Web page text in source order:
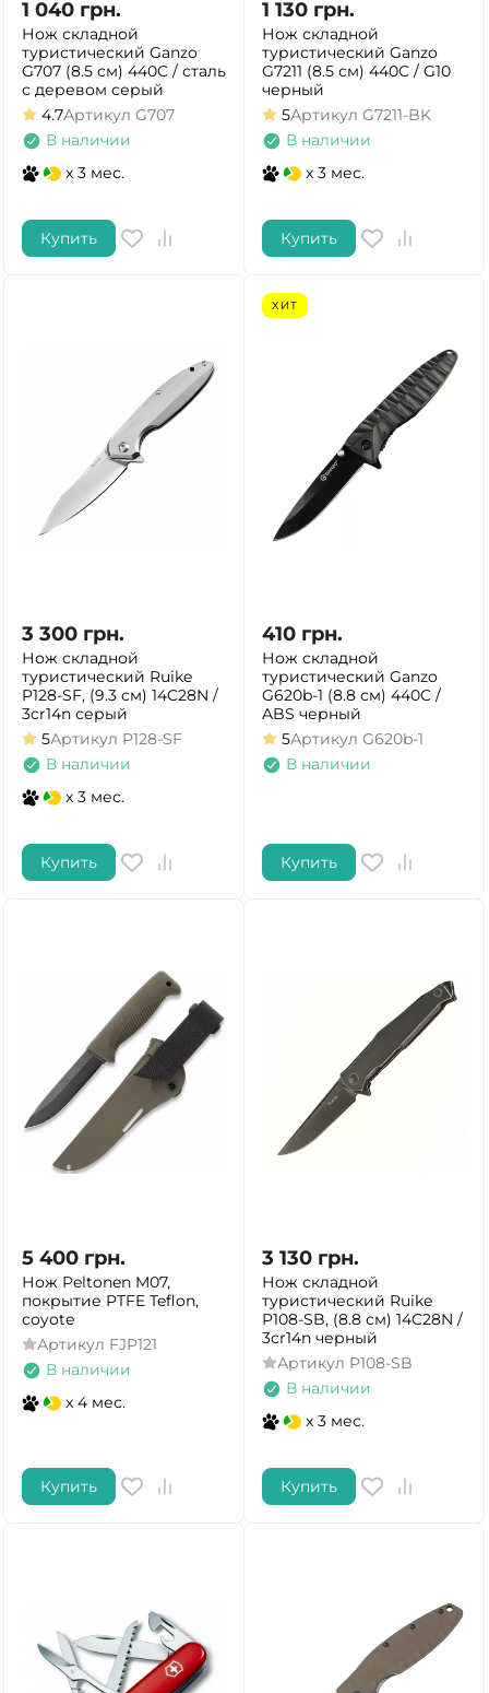
1 040 грн.
Нож складной
туристический Ganzo
G707 (8.5 см) 440C / сталь
с деревом серый
4.7Артикул G707
В наличии
x 3 мес.
Купить
1 130 грн.
Нож складной
туристический Ganzo
G7211 (8.5 см) 440C / G10
черный
5Артикул G7211-BK
В наличии
x 3 мес.
Купить
3 300 грн.
Нож складной
туристический Ruike
P128-SF, (9.3 см) 14C28N /
3cr14n серый
5Артикул P128-SF
В наличии
x 3 мес.
Купить
ХИТ
410 грн.
Нож складной
туристический Ganzo
G620b-1 (8.8 см) 440C /
ABS черный
5Артикул G620b-1
В наличии
Купить
5 400 грн.
Нож Peltonen M07,
покрытие PTFE Teflon,
coyote
Артикул FJP121
В наличии
x 4 мес.
Купить
3 130 грн.
Нож складной
туристический Ruike
P108-SB, (8.8 см) 14C28N /
3cr14n черный
Артикул P108-SB
В наличии
x 3 мес.
Купить